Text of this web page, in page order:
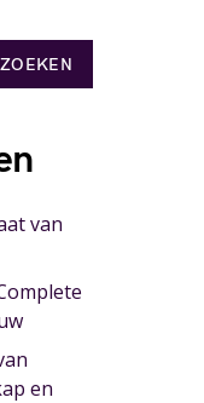
ZOEKEN
van
en